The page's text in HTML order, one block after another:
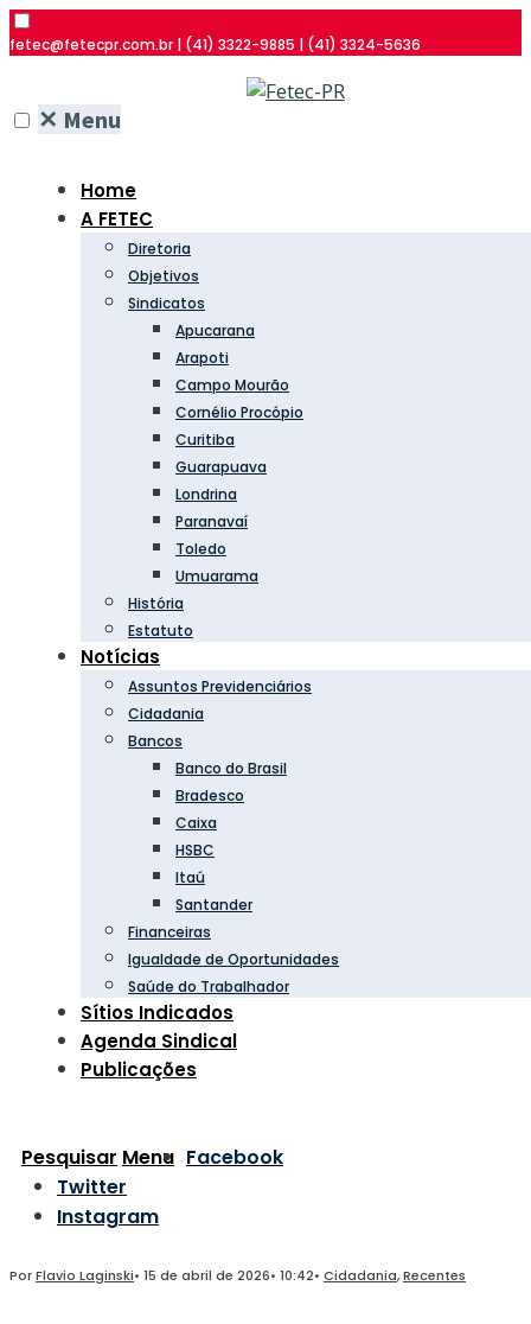
fetec@fetecpr.com.br | (41) 3322-9885 | (41) 3324-5636
✕ Menu
Home
A FETEC
Diretoria
Objetivos
Sindicatos
Apucarana
Arapoti
Campo Mourão
Cornélio Procópio
Curitiba
Guarapuava
Londrina
Paranavaí
Toledo
Umuarama
História
Estatuto
Notícias
Assuntos Previdenciários
Cidadania
Bancos
Banco do Brasil
Bradesco
Caixa
HSBC
Itaú
Santander
Financeiras
Igualdade de Oportunidades
Saúde do Trabalhador
Sítios Indicados
Agenda Sindical
Publicações
Pesquisar Menu Facebook
Twitter
Instagram
PorFlavio Laginski• 15 de abril de 2026• 10:42• Cidadania,Recentes